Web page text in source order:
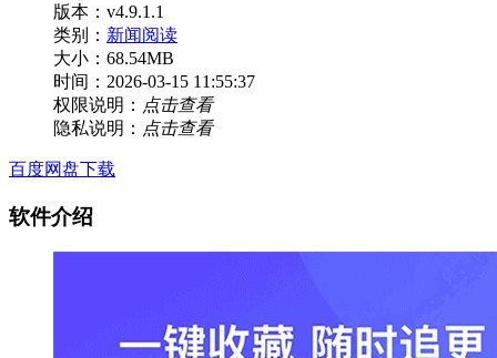
版本：v4.9.1.1
类别： 新闻阅读
大小：68.54MB
时间：2026-03-15 11:55:37
权限说明： 点击查看
隐私说明： 点击查看
百度网盘下载
软件介绍